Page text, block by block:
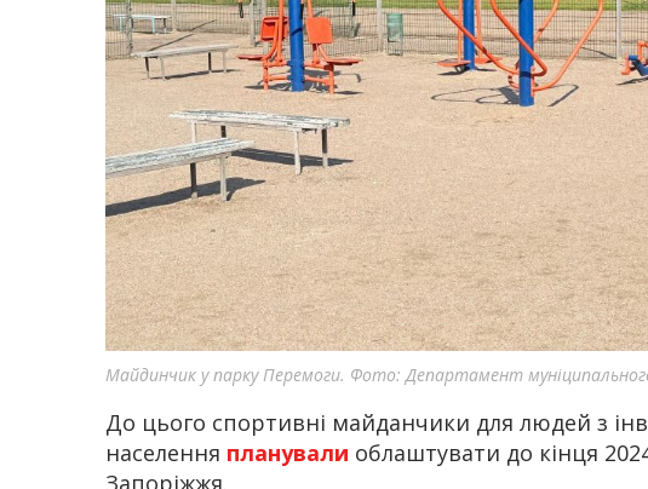
Майдинчик у парку Перемоги. Фото: Департамент
До цього спортивні майданчики для людей з
населення планували облаштувати до кінця
Запоріжжя.